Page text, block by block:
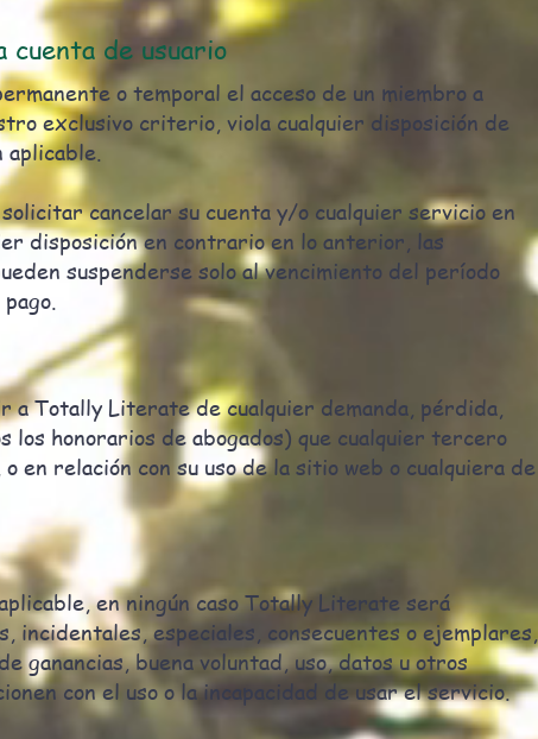
cuenta de usuario
o temporal el acceso de un miembro a
exclusivo criterio, viola cualquier disposición de
aplicable.
cancelar su cuenta y/o cualquier servicio en
disposición en contrario en lo anterior, las
suspenderse solo al vencimiento del período
a Totally Literate de cualquier demanda, pérdida,
los honorarios de abogados) que cualquier tercero
en relación con su uso de la sitio web o cualquiera de
en ningún caso Totally Literate será
incidentales, especiales, consecuentes o ejemplares,
ganancias, buena voluntad, uso, datos u otros
con el uso o la incapacidad de usar el servicio.